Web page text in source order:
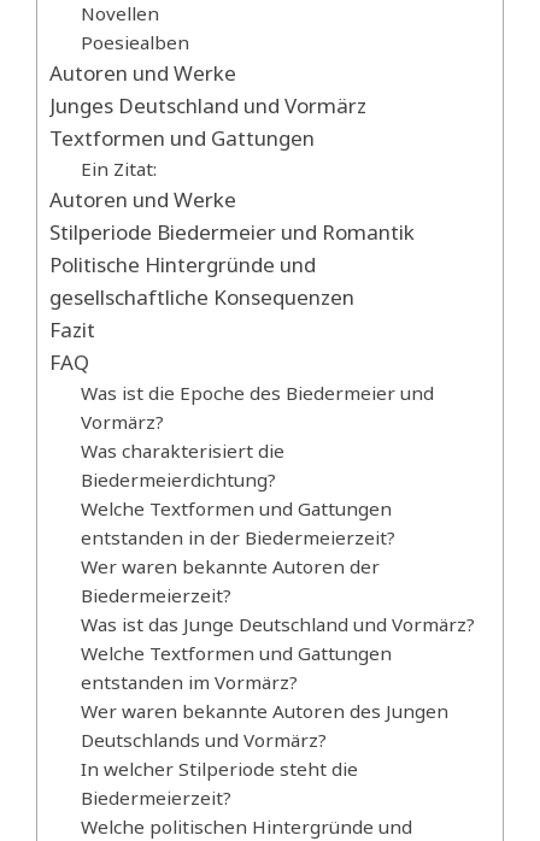
Novellen
Poesiealben
Autoren und Werke
Junges Deutschland und Vormärz
Textformen und Gattungen
Ein Zitat:
Autoren und Werke
Stilperiode Biedermeier und Romantik
Politische Hintergründe und
gesellschaftliche Konsequenzen
Fazit
FAQ
Was ist die Epoche des Biedermeier und
Vormärz?
Was charakterisiert die
Biedermeierdichtung?
Welche Textformen und Gattungen
entstanden in der Biedermeierzeit?
Wer waren bekannte Autoren der
Biedermeierzeit?
Was ist das Junge Deutschland und Vormärz?
Welche Textformen und Gattungen
entstanden im Vormärz?
Wer waren bekannte Autoren des Jungen
Deutschlands und Vormärz?
In welcher Stilperiode steht die
Biedermeierzeit?
Welche politischen Hintergründe und